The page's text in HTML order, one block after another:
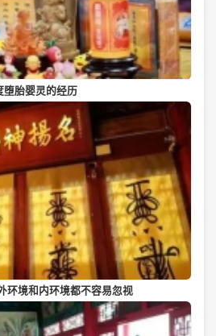
堕胎婴灵的经历
环境和内环境都不容易忽视